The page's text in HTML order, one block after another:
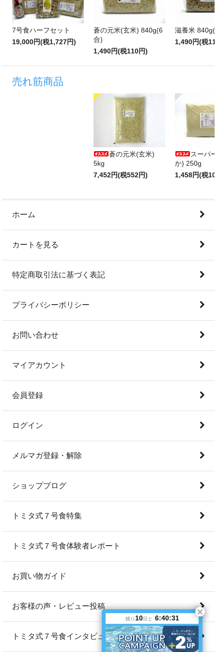
7号食ハーフセット
19,000円(税1,727円)
蒼の元米(玄米) 840g(6
合)
1,490円(税110円)
滋養米
1,490円(税
売れ筋商品
蒼の元米(玄米)
5kg
7,452円(税552円)
スーパ
か) 250g
1,458円(税
ホーム
カートを見る
特定商取引法に基づく表記
プライバシーポリシー
お問い合わせ
マイアカウント
会員登録
ログイン
メルマガ登録・解除
ショップブログ
トミタ式７号食特集
トミタ式７号食体験者レポート
お買い物ガイド
お客様の声・レビュー投稿
トミタ式７号食インタビュー
残り10日と 6:40:30